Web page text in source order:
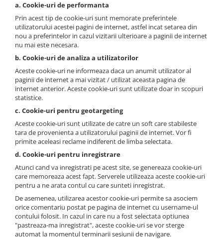
a. Cookie-uri de performanta
Prin acest tip de cookie-uri sunt memorate preferintele
utilizatorului acestei pagini de internet, astfel incat setarea din
nou a preferintelor in cazul vizitarii ulterioare a paginii de internet
nu mai este necesara.
b. Cookie-uri de analiza a utilizatorilor
Aceste cookie-uri ne informeaza daca un anumit utilizator al
paginii de internet a mai vizitat / utilizat aceasta pagina de
internet anterior. Aceste cookie-uri sunt utilizate doar in scopuri
statistice.
c. Cookie-uri pentru geotargeting
Aceste cookie-uri sunt utilizate de catre un soft care stabileste
tara de provenienta a utilizatorului paginii de internet. Vor fi
primite aceleasi reclame indiferent de limba selectata.
d. Cookie-uri pentru inregistrare
Atunci cand va inregistrati pe acest site, se genereaza cookie-uri
care memoreaza acest fapt. Serverele utilizeaza aceste cookie-uri
pentru a ne arata contul cu care sunteti inregistrat.
De asemenea, utilizarea acestor cookie-uri permite sa asociem
orice comentariu postat pe pagina de internet cu username-ul
contului folosit. In cazul in care nu a fost selectata optiunea
"pastreaza-ma inregistrat", aceste cookie-uri se vor sterge
automat la momentul terminarii sesiunii de navigare.